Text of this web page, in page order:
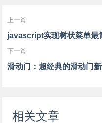
上一篇
javascript实现树状菜单最
下一篇
滑动门：超经典的滑动门
相关文章